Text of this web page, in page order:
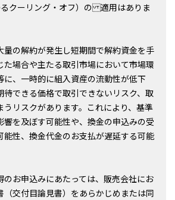
クーリング・オフ）の 適用はありま
の解約が発生し短期間で解約資金を手
た場合や主たる取引市場において市場環
に、一時的に組入資産の流動性が低下
待できる価格で取引できないリスク、取
うリスクがあります。これにより、基準
響を及ぼす可能性や、換金の申込みの受
能性、換金代金のお支払が遅延する可能
お申込みにあたっては、販売会社にお
（交付目論見書）をあらかじめまたは同